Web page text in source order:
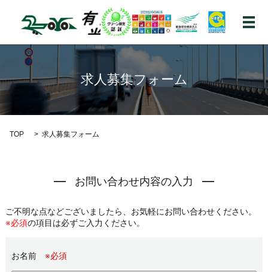
メ
求人募集フォーム
TOP 求人募集フォーム
お問い合わせ内容の入力
ご不明な点などございましたら、お気軽にお問い合わせください。
※必須の項目は必ずご入力ください。
お名前 ※必須